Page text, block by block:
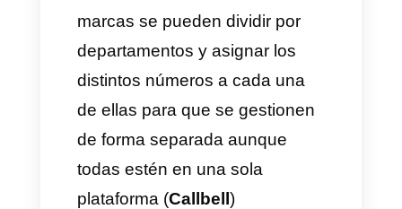
gestionada desde una sola
plataforma, permite a los
colaboradores sentir que usan
una sola aplicación aunque en
realidad estén trabajando dos
WhatsApp distintos. De esta